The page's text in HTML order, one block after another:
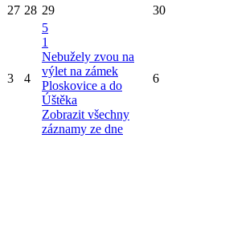
27 28 29 30
3 4
5
1
Nebužely zvou na
výlet na zámek
Ploskovice a do
Úštěka
Zobrazit všechny
záznamy ze dne
6